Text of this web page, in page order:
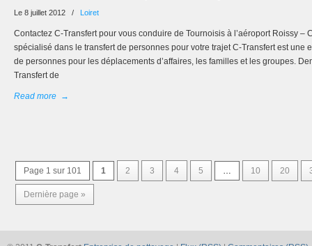
Le 8 juillet 2012 / Loiret
Contactez C-Transfert pour vous conduire de Tournoisis à l’aéroport Roissy –
spécialisé dans le transfert de personnes pour votre trajet C-Transfert est une
de personnes pour les déplacements d’affaires, les familles et les groupes.
Transfert de
Read more →
Page 1 sur 101 1 2 3 4 5 … 10 20
Dernière page »